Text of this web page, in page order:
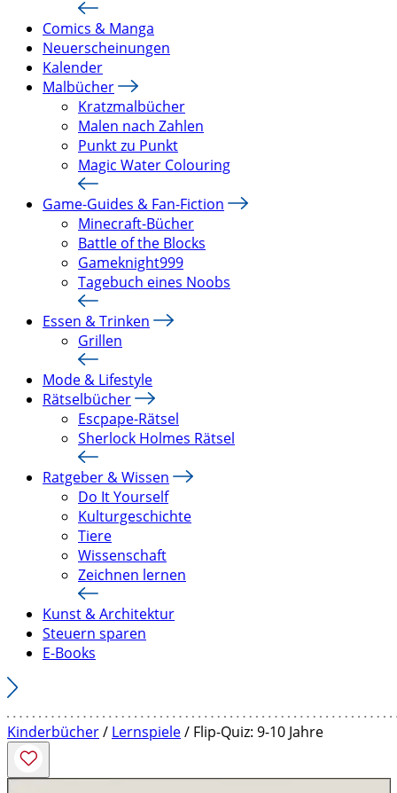
Comics & Manga
Neuerscheinungen
Kalender
Malbücher
Kratzmalbücher
Malen nach Zahlen
Punkt zu Punkt
Magic Water Colouring
Game-Guides & Fan-Fiction
Minecraft-Bücher
Battle of the Blocks
Gameknight999
Tagebuch eines Noobs
Essen & Trinken
Grillen
Mode & Lifestyle
Rätselbücher
Escpape-Rätsel
Sherlock Holmes Rätsel
Ratgeber & Wissen
Do It Yourself
Kulturgeschichte
Tiere
Wissenschaft
Zeichnen lernen
Kunst & Architektur
Steuern sparen
E-Books
Kinderbücher/ Lernspiele/ Flip-Quiz: 9-10 Jahre